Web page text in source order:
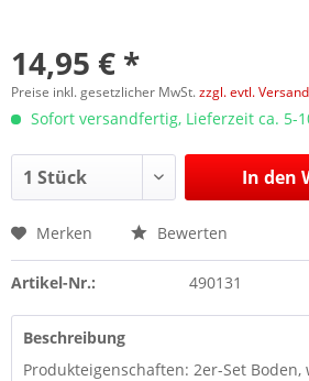
14,95 € *
Preise inkl. gesetzlicher MwSt.zzgl. evtl.
Sofort versandfertig, Lieferzeit ca. 5-
In den
Merken Bewerten
Artikel-Nr.: 490131
Beschreibung
Produkteigenschaften: 2er-Set Boden,